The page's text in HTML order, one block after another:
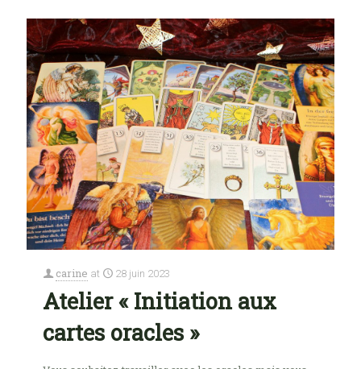
carine at 28 juin 2023
Atelier « Initiation aux
cartes oracles »